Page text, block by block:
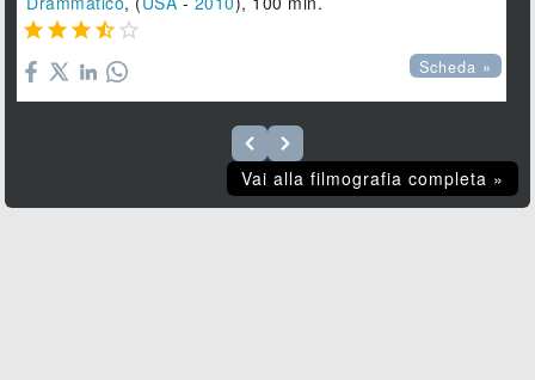
    
Scheda »
Vai alla filmografia completa »